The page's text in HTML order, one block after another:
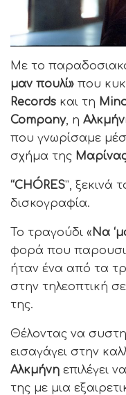
Με το
μαν πουλί» που
Records και τη
Company, η
που γνωρίσαμε
σχήμα της
“CHÓRES”, ξεκινά
δισκογραφία.
Το τραγούδι « Να
φορά που
ήταν ένα από τα
στην τηλεοπτική
της.
Θέλοντας να
εισαγάγει στην
Aλκμήνη επιλέγει
της με μια